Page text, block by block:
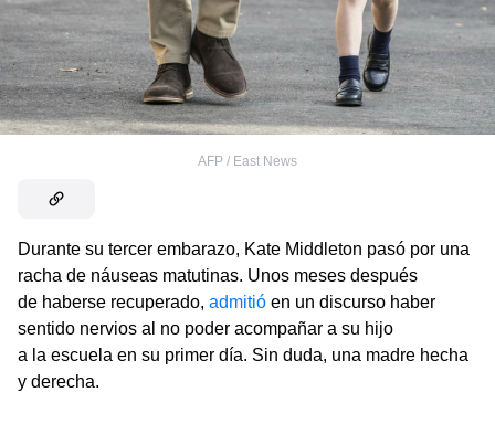
AFP / East News
Durante su tercer embarazo, Kate Middleton pasó por una
racha de náuseas matutinas. Unos meses después
de haberse recuperado, admitió en un discurso haber
sentido nervios al no poder acompañar a su hijo
a la escuela en su primer día. Sin duda, una madre hecha
y derecha.